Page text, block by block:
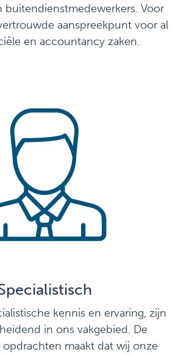
Voor
aanspreekpunt voor al
en accountancy zaken.
kennis en ervaring, zijn
in ons vakgebied. De
opdrachten maakt dat wij onze